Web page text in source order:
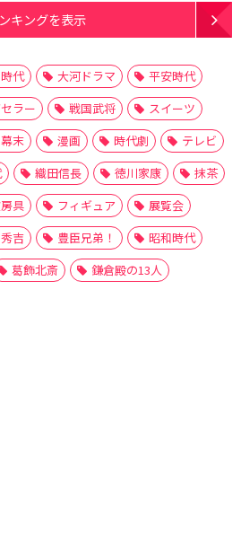
キングを表示
代 大河ドラマ
平安時代
ラー 戦国武将
スイーツ
幕末 漫画 時代劇
テレビ
織田信長 徳川家康
抹茶
具 フィギュア
展覧会
吉 豊臣兄弟！
昭和時代
葛飾北斎 鎌倉殿の13人